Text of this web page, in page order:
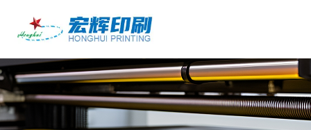
产品中心
首页/印刷资讯 /解决方案 /纸衣架印刷带你了解中国软包装企业使用柔
版印刷工艺的现状分析